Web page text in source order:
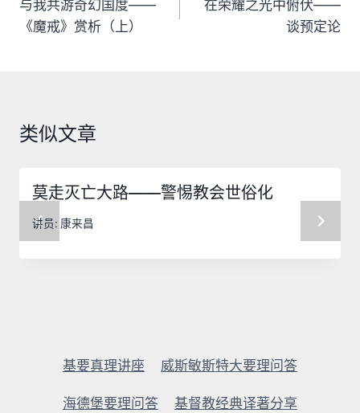
章
导
与我共游奇幻国度——
《魔戒》赏析（上）
在荣耀之光中俯伏——
谈预定论
类似文章
莫走灭亡大路——警惕教会世俗化
讲员: 康来昌
基要真理讲座 威斯敏斯特大要理问答
海德堡要理问答 基督教经典译著分享